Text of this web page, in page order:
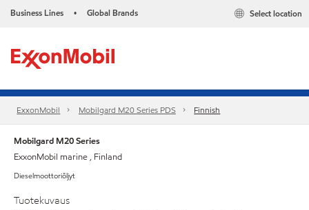
Business Lines • Global Brands Select location
ExxonMobil Mobilgard M20 Series PDS Finnish
Mobilgard M20 Series
ExxonMobil marine , Finland
Dieselmoottoriöljyt
Tuotekuvaus